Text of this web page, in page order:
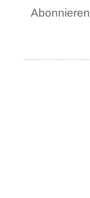
Abonnieren